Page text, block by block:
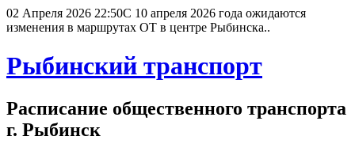
02 Апреля 2026 22:50С 10 апреля 2026 года ожидаются
изменения в маршрутах ОТ в центре Рыбинска..
Рыбинский транспорт
Расписание общественного транспорта
г. Рыбинск